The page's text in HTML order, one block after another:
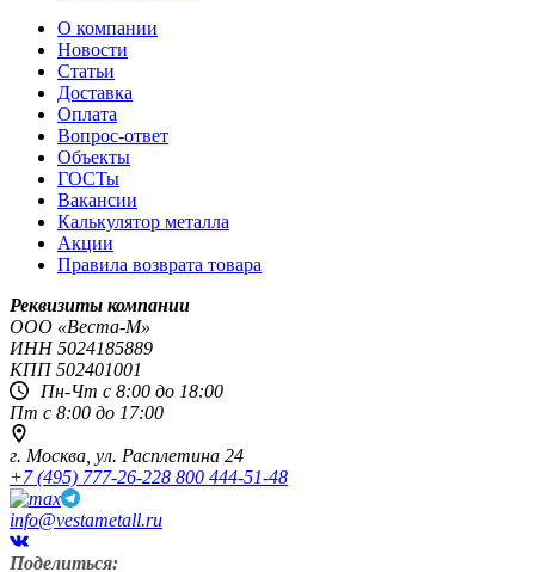
О компании
Новости
Статьи
Доставка
Оплата
Вопрос-ответ
Объекты
ГОСТы
Вакансии
Калькулятор металла
Акции
Правила возврата товара
Реквизиты компании
OOO «Веста-М»
ИНН5024185889
КПП502401001
Пн-Чт с 8:00 до 18:00
Пт с 8:00 до 17:00
г. Москва, ул. Расплетина 24
+7 (495) 777-26-228 800 444-51-48
info@vestametall.ru
Поделиться: